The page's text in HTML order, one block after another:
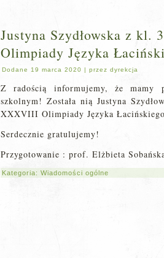
Justyna Szydłowska z
Olimpiady Języka
Dodane 19 marca 2020 | przez dyrekcja
Z radością informujemy, że mamy
szkolnym! Została nią Justyna
XXXVIII Olimpiady Języka
Serdecznie gratulujemy!
Przygotowanie : prof. Elżbieta
Kategoria: Wiadomości ogólne